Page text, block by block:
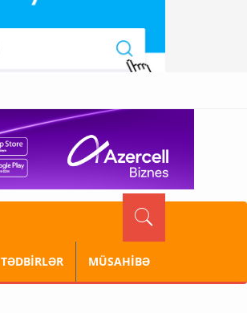
TƏDBİRLƏR MÜSAHİBƏ